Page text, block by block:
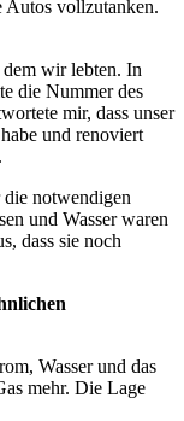
Autos vollzutanken.
wir lebten. In
die Nummer des
mir, dass unser
und renoviert
notwendigen
und Wasser waren
dass sie noch
Wasser und das
mehr. Die Lage